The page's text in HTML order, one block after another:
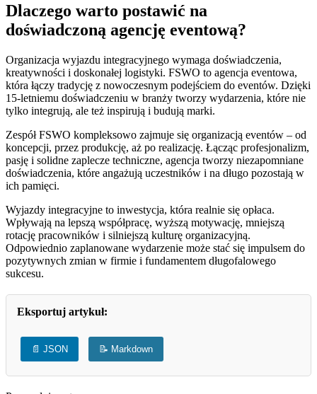
Dlaczego warto postawić na
doświadczoną agencję eventową?
Organizacja wyjazdu integracyjnego wymaga doświadczenia,
kreatywności i doskonałej logistyki. FSWO to agencja eventowa,
która łączy tradycję z nowoczesnym podejściem do eventów. Dzięki
15-letniemu doświadczeniu w branży tworzy wydarzenia, które nie
tylko integrują, ale też inspirują i budują marki.
Zespół FSWO kompleksowo zajmuje się organizacją eventów – od
koncepcji, przez produkcję, aż po realizację. Łącząc profesjonalizm,
pasję i solidne zaplecze techniczne, agencja tworzy niezapomniane
doświadczenia, które angażują uczestników i na długo pozostają w
ich pamięci.
Wyjazdy integracyjne to inwestycja, która realnie się opłaca.
Wpływają na lepszą współpracę, wyższą motywację, mniejszą
rotację pracowników i silniejszą kulturę organizacyjną.
Odpowiednio zaplanowane wydarzenie może stać się impulsem do
pozytywnych zmian w firmie i fundamentem długofalowego
sukcesu.
Eksportuj artykuł:
📄 JSON 📝 Markdown